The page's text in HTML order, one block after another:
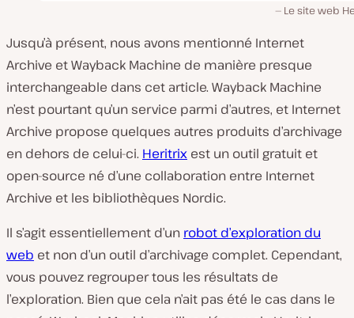
Le site web
Jusqu’à présent, nous avons mentionné Internet
Archive et Wayback Machine de manière presque
interchangeable dans cet article. Wayback Machine
n’est pourtant qu’un service parmi d’autres, et Internet
Archive propose quelques autres produits d’archivage
en dehors de celui-ci. Heritrix est un outil gratuit et
open-source né d’une collaboration entre Internet
Archive et les bibliothèques Nordic.
Il s’agit essentiellement d’un robot d’exploration du
web et non d’un outil d’archivage complet. Cependant,
vous pouvez regrouper tous les résultats de
l’exploration. Bien que cela n’ait pas été le cas dans le